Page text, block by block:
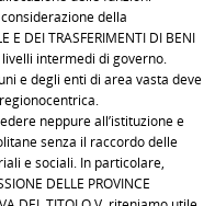
della
E DEI TRASFERIMENTI DI BENI
intermedi di governo.
e degli enti di area vasta deve
neppure all’istituzione e
senza il raccordo delle
e sociali. In particolare,
DELLE PROVINCE